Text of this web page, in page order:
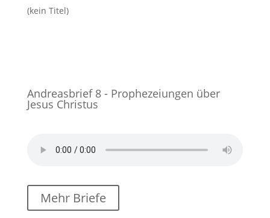
(kein Titel)
Andreasbrief 8 - Prophezeiungen über
Jesus Christus
Mehr Briefe